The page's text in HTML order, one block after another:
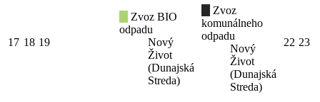
17 18 19
Zvoz BIO
odpadu
Nový
Život
(Dunajská
Streda)
Zvoz
komunálneho
odpadu
Nový
Život
(Dunajská
Streda)
22 23